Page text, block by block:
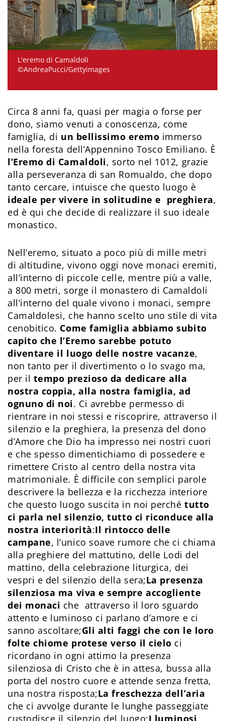
L'eremo di Camaldoli
©AndreaPucci/Gettyimages
Circa 8 anni fa, quasi per magia o forse per
dono, siamo venuti a conoscenza, come
famiglia, di un bellissimo eremo immerso
nella foresta dell’Appennino Tosco Emiliano. È
l’Eremo di Camaldoli, sorto nel 1012, grazie
alla perseveranza di san Romualdo, che dopo
tanto cercare, intuisce che questo luogo è
ideale per vivere in solitudine e preghiera,
ed è qui che decide di realizzare il suo ideale
monastico.
Nell’eremo, situato a poco più di mille metri
di altitudine, vivono oggi nove monaci eremiti,
all’interno di piccole celle, mentre più a valle,
a 800 metri, sorge il monastero di Camaldoli
all’interno del quale vivono i monaci, sempre
Camaldolesi, che hanno scelto uno stile di vita
cenobitico. Come famiglia abbiamo subito
capito che l’Eremo sarebbe potuto
diventare il luogo delle nostre vacanze,
non tanto per il divertimento o lo svago ma,
per il tempo prezioso da dedicare alla
nostra coppia, alla nostra famiglia, ad
ognuno di noi. Ci avrebbe permesso di
rientrare in noi stessi e riscoprire, attraverso il
silenzio e la preghiera, la presenza del dono
d’Amore che Dio ha impresso nei nostri cuori
e che spesso dimentichiamo di possedere e
rimettere Cristo al centro della nostra vita
matrimoniale. È difficile con semplici parole
descrivere la bellezza e la ricchezza interiore
che questo luogo suscita in noi perchétutto
ci parla nel silenzio, tutto ci riconduce alla
nostra interiorità:Il rintocco delle
campane, l’unico soave rumore che ci chiama
alla preghiere del mattutino, delle Lodi del
mattino, della celebrazione liturgica, dei
vespri e del silenzio della sera;La presenza
silenziosa ma viva e sempre accogliente
dei monaci che attraverso il loro sguardo
attento e luminoso ci parlano d’amore e ci
sanno ascoltare;Gli alti faggi che con le loro
folte chiome protese verso il cielo ci
ricordano in ogni attimo la presenza
silenziosa di Cristo che è in attesa, bussa alla
porta del nostro cuore e attende senza fretta,
una nostra risposta;La freschezza dell’aria
che ci avvolge durante le lunghe passeggiate